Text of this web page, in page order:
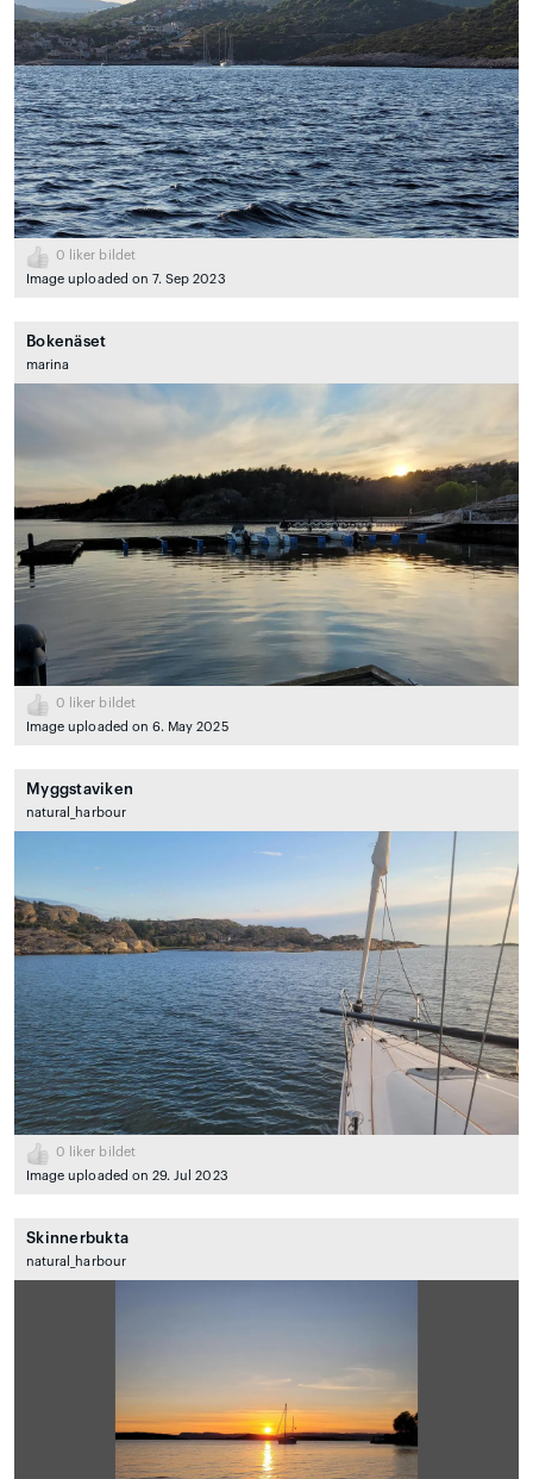
0 liker bildet
Image uploaded on 7. Sep 2023
Bokenäset
marina
0 liker bildet
Image uploaded on 6. May 2025
Myggstaviken
natural_harbour
0 liker bildet
Image uploaded on 29. Jul 2023
Skinnerbukta
natural_harbour